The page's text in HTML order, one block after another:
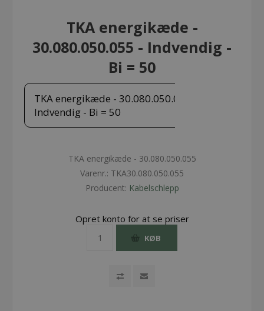
TKA energikæde -
30.080.050.055 - Indvendig -
Bi = 50
TKA energikæde - 30.080.050.055 -
Indvendig - Bi = 50
TKA energikæde - 30.080.050.055
Varenr.: TKA30.080.050.055
Producent: Kabelschlepp
Opret konto for at se priser
KØB